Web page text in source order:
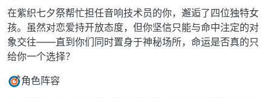
在紫织七夕祭帮忙担任音响技术员的你，邂逅了四位独特女
孩。虽然对恋爱持开放态度，但你坚信只能与命中注定的对
象交往——直到你们同时置身于神秘场所，命运是否真的只
给你一个选择？
角色阵容